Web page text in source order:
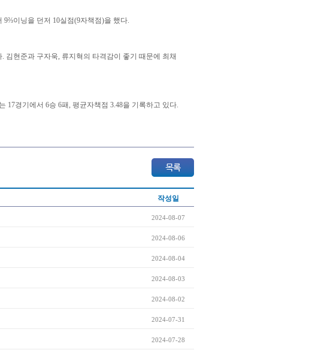
9⅔이닝을 던저 10실점(9자책점)을 했다.
김현준과 구자욱, 류지혁의 타격감이 좋기 때문에 최채
17경기에서 6승 6패, 평균자책점 3.48을 기록하고 있다.
작성일
2024-08-07
2024-08-06
2024-08-04
2024-08-03
2024-08-02
2024-07-31
2024-07-28